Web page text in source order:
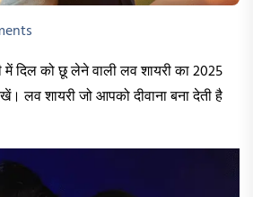
दिल को छू लेने वाली लव शायरी का 2025
लव शायरी जो आपको दीवाना बना देती है